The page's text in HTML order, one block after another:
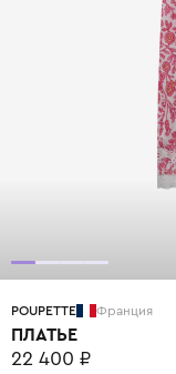
POUPETTE Франция
ПЛАТЬЕ
22 400 ₽